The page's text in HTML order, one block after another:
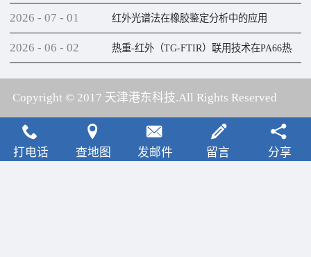
红外光谱法在橡胶鉴定分析中的应用
2026 - 07 - 01
热重-红外（TG-FTIR）联用技术在PA66热解研究上的应用
2026 - 06 - 02
Copyright © 2017 天津港东科技.All Rights Reserved
犀牛云提供云计算服务
打电话 查地图 发邮件 留言 分享